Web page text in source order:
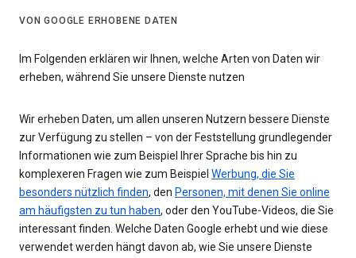
VON GOOGLE ERHOBENE DATEN
Im Folgenden erklären wir Ihnen, welche Arten von Daten wir
erheben, während Sie unsere Dienste nutzen
Wir erheben Daten, um allen unseren Nutzern bessere Dienste
zur Verfügung zu stellen – von der Feststellung grundlegender
Informationen wie zum Beispiel Ihrer Sprache bis hin zu
komplexeren Fragen wie zum Beispiel Werbung, die Sie
besonders nützlich finden, den Personen, mit denen Sie online
am häufigsten zu tun haben, oder den YouTube-Videos, die Sie
interessant finden. Welche Daten Google erhebt und wie diese
verwendet werden hängt davon ab, wie Sie unsere Dienste